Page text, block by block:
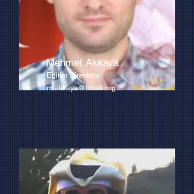
Mehmet Akkaya
Eğitim Direktörü
m.akkaya@timak.org